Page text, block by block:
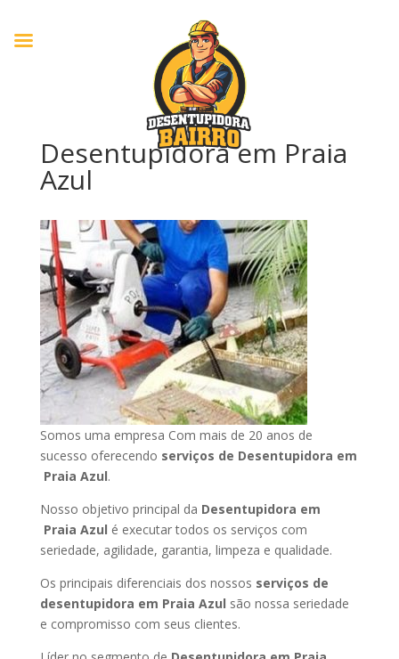
Desentupidora em Praia
Azul
Somos uma empresa Com mais de 20 anos de
sucesso oferecendo serviços de Desentupidora em
Praia Azul.
Nosso objetivo principal da Desentupidora em
Praia Azul é executar todos os serviços com
seriedade, agilidade, garantia, limpeza e qualidade.
Os principais diferenciais dos nossos serviços de
desentupidora em Praia Azul são nossa seriedade
e compromisso com seus clientes.